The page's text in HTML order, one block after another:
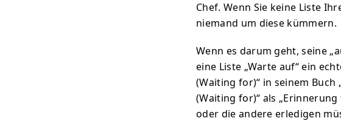
Chef. Wenn Sie keine Liste
niemand um diese kümmern.
Wenn es darum geht, seine
eine Liste „Warte auf“ ein
(Waiting for)“ in seinem Buch
(Waiting for)“ als
oder die andere erledigen